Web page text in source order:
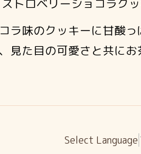
トロベリーショコラク
味のクッキーに甘酸
見た目の可愛さと共に
Select Language